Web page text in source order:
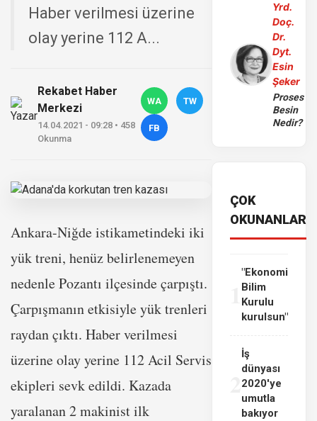
Haber verilmesi üzerine
olay yerine 112 A...
Rekabet Haber
Merkezi
14.04.2021 - 09:28 • 458
Okunma
WA TW
FB
Ankara-Niğde istikametindeki iki
yük treni, henüz belirlenemeyen
nedenle Pozantı ilçesinde çarpıştı.
Çarpışmanın etkisiyle yük trenleri
raydan çıktı. Haber verilmesi
üzerine olay yerine 112 Acil Servis
ekipleri sevk edildi. Kazada
yaralanan 2 makinist ilk
Yrd.
Doç.
Dr.
Dyt.
Esin
Şeker
Proses
Besin
Nedir?
ÇOK
OKUNANLAR
"Ekonomi
Bilim
Kurulu
kurulsun"
İş
dünyası
2020'ye
umutla
bakıyor